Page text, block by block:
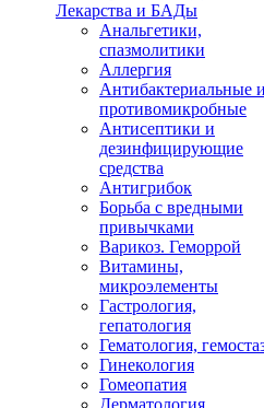
Лекарства и БАДы
Анальгетики,
спазмолитики
Аллергия
Антибактериальные и
противомикробные
Антисептики и
дезинфицирующие
средства
Антигрибок
Борьба с вредными
привычками
Варикоз. Геморрой
Витамины,
микроэлементы
Гастрология,
гепатология
Гематология,
Гинекология
Гомеопатия
Дерматология